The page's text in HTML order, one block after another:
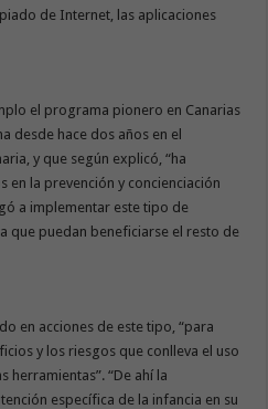
de Internet, las aplicaciones
el programa pionero en Canarias
desde hace dos años en el
y que según explicó, “ha
en la prevención y concienciación
a implementar este tipo de
que puedan beneficiarse el resto de
en acciones de este tipo, “para
y los riesgos que conlleva el uso
herramientas”. “De ahí la
específica de la infancia en su